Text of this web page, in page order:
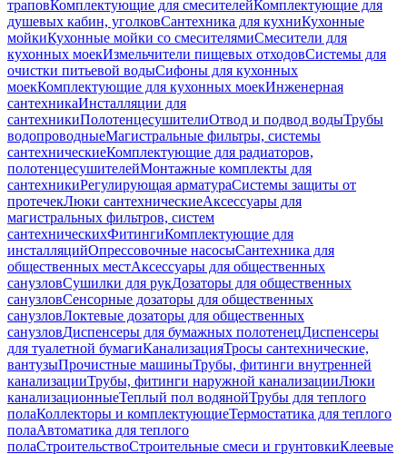
траповКомплектующие для смесителейКомплектующие для
душевых кабин, уголковСантехника для кухниКухонные
мойкиКухонные мойки со смесителямиСмесители для
кухонных моекИзмельчители пищевых отходовСистемы для
очистки питьевой водыСифоны для кухонных
моекКомплектующие для кухонных моекИнженерная
сантехникаИнсталляции для
сантехникиПолотенцесушителиОтвод и подвод водыТрубы
водопроводныеМагистральные фильтры, системы
сантехническиеКомплектующие для радиаторов,
полотенцесушителейМонтажные комплекты для
сантехникиРегулирующая арматураСистемы защиты от
протечекЛюки сантехническиеАксессуары для
магистральных фильтров, систем
сантехническихФитингиКомплектующие для
инсталляцийОпрессовочные насосыСантехника для
общественных местАксессуары для общественных
санузловСушилки для рукДозаторы для общественных
санузловСенсорные дозаторы для общественных
санузловЛоктевые дозаторы для общественных
санузловДиспенсеры для бумажных полотенецДиспенсеры
для туалетной бумагиКанализацияТросы сантехнические,
вантузыПрочистные машиныТрубы, фитинги внутренней
канализацииТрубы, фитинги наружной канализацииЛюки
канализационныеТеплый пол водянойТрубы для теплого
полаКоллекторы и комплектующиеТермостатика для теплого
полаАвтоматика для теплого
полаСтроительствоСтроительные смеси и грунтовкиКлеевые